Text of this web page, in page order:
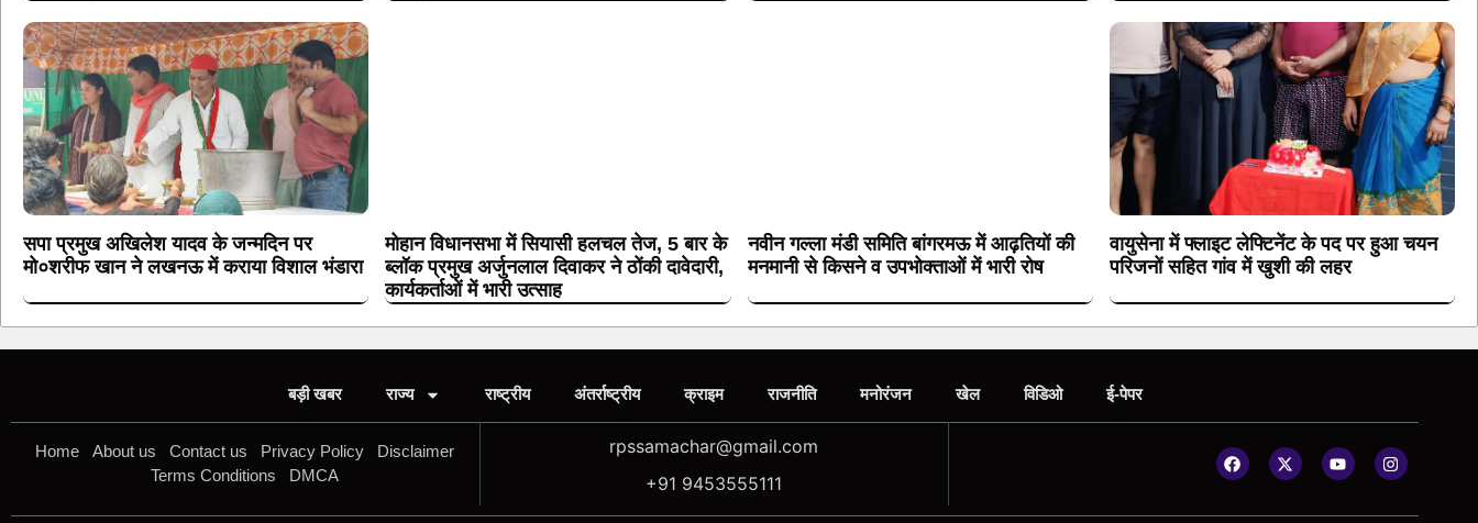
सपा प्रमुख अखिलेश यादव के जन्मदिन पर
मो०शरीफ खान ने लखनऊ में कराया विशाल भंडारा
मोहान विधानसभा में सियासी हलचल तेज, 5 बार के
ब्लॉक प्रमुख अर्जुनलाल दिवाकर ने ठोंकी दावेदारी,
कार्यकर्ताओं में भारी उत्साह
नवीन गल्ला मंडी समिति बांगरमऊ में आढ़तियों की
मनमानी से किसने व उपभोक्ताओं में भारी रोष
वायुसेना में फ्लाइट लेफ्टिनेंट के पद पर हुआ चयन
परिजनों सहित गांव में खुशी की लहर
बड़ी खबर राज्य राष्ट्रीय अंतर्राष्ट्रीय क्राइम राजनीति मनोरंजन खेल विडिओ ई-पेपर
Home About us Contact us Privacy Policy
Disclaimer
Terms Conditions
DMCA
rpssamachar@gmail.com
+91 9453555111